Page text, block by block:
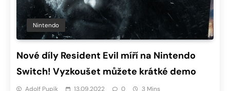
Nintendo
Nové díly Resident Evil míří na Nintendo
Switch! Vyzkoušet můžete krátké demo
Adolf Pupík 13.09.2022 0 3 Mins